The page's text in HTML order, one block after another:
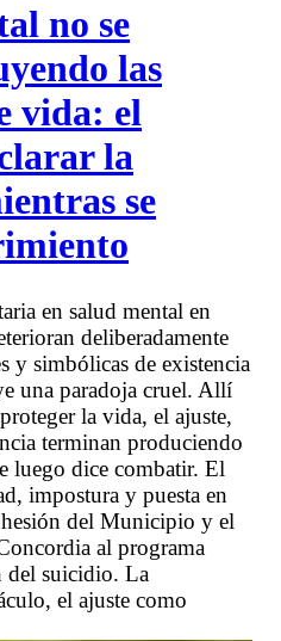
no se
las
vida: el
la
se
en salud mental en
deliberadamente
y simbólicas de existencia
una paradoja cruel. Allí
la vida, el ajuste,
terminan produciendo
luego dice combatir. El
impostura y puesta en
del Municipio y el
al programa
del suicidio. La
el ajuste como